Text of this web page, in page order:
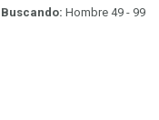
Buscando: Hombre 49 - 99